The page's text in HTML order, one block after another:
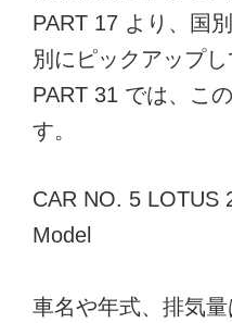
PART 17 より、国
別にピックアップし
PART 31 では、こ
す。
CAR NO. 5 LOTUS
Model
車名や年式、排気